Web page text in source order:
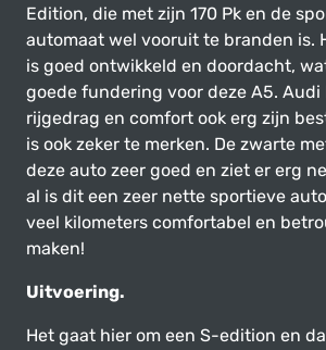
Edition, die met zijn 170 Pk en de
automaat wel vooruit te branden is.
is goed ontwikkeld en doordacht,
goede fundering voor deze A5.
rijgedrag en comfort ook erg zijn
is ook zeker te merken. De zwarte
deze auto zeer goed en ziet er erg
al is dit een zeer nette sportieve
veel kilometers comfortabel en
maken!
Uitvoering.
Het gaat hier om een S-edition en